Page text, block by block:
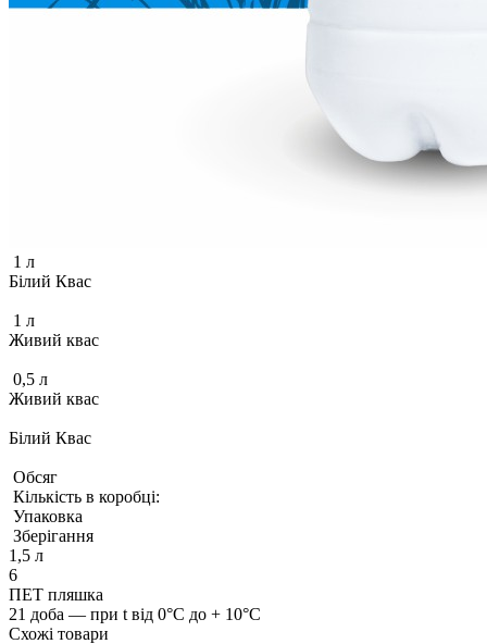
1 л
Білий Квас
1 л
Живий квас
0,5 л
Живий квас
Білий Квас
Обсяг
Кількість в коробці:
Упаковка
Зберігання
1,5 л
6
ПЕТ пляшка
21 доба — при t від 0°С до + 10°С
Схожі товари